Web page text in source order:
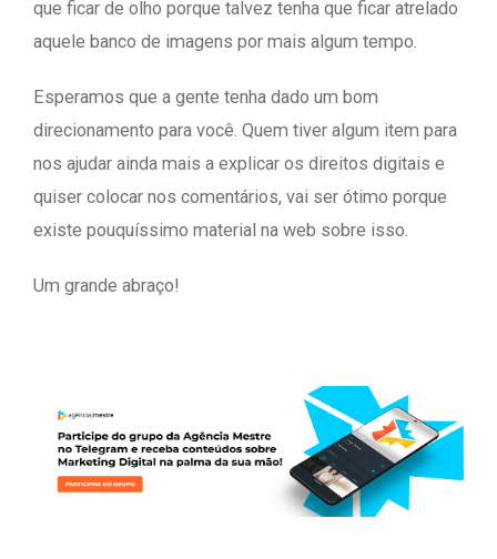
que ficar de olho porque talvez tenha que ficar atrelado
aquele banco de imagens por mais algum tempo.
Esperamos que a gente tenha dado um bom
direcionamento para você. Quem tiver algum item para
nos ajudar ainda mais a explicar os direitos digitais e
quiser colocar nos comentários, vai ser ótimo porque
existe pouquíssimo material na web sobre isso.
Um grande abraço!